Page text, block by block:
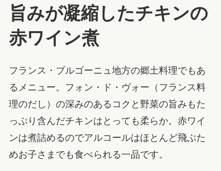
旨みが凝縮したチキンの
赤ワイン煮
フランス・ブルゴーニュ地方の郷土料理でもあ
るメニュー。フォン・ド・ヴォー（フランス料
理のだし）の深みのあるコクと野菜の旨みもた
っぷり含んだチキンはとっても柔らか。赤ワイ
ンは煮詰めるのでアルコールはほとんど飛ぶた
めお子さまでも食べられる一品です。